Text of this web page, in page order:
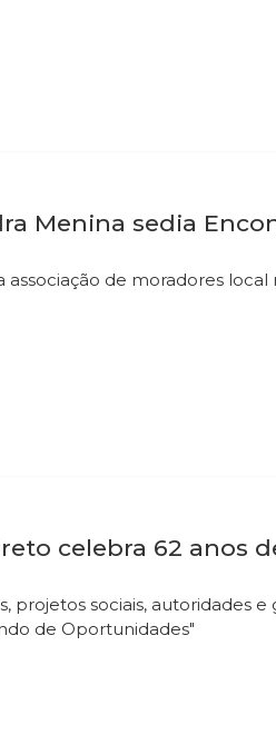
Menina sedia
associação de moradores
celebra 62 anos
projetos sociais, autoridades
de Oportunidades"